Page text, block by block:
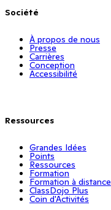
Société
À propos de nous
Presse
Carrières
Conception
Accessibilité
Ressources
Grandes Idées
Points
Ressources
Formation
Formation à distance
ClassDojo Plus
Coin d'Activités